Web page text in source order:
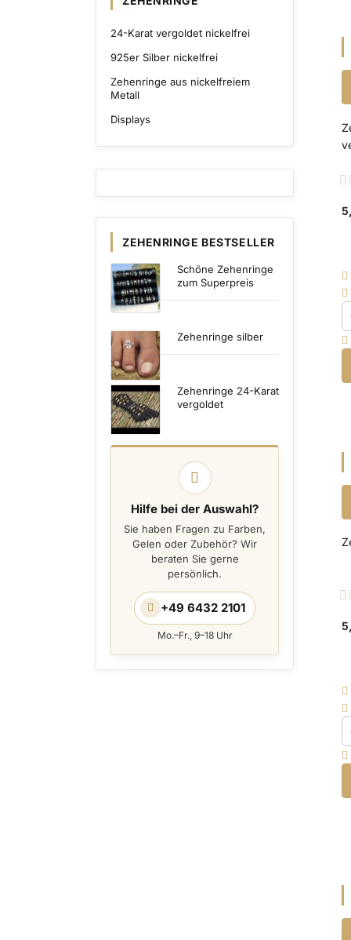
24-Karat vergoldet nickelfrei
925er Silber nickelfrei
Zehenringe aus nickelfreiem
Metall
Displays
ZEHENRINGE BESTSELLER
Schöne Zehenringe
zum Superpreis
Zehenringe silber
Zehenringe 24-Karat
vergoldet
Hilfe bei der Auswahl?
Sie haben Fragen zu Farben,
Gelen oder Zubehör? Wir
beraten Sie gerne
persönlich.
+49 6432 2101
Mo.–Fr., 9–18 Uhr